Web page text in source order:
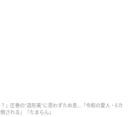
？」圧巻の“造形美”に思わずため息…『令和の愛人・Eカ
される」「たまらん」